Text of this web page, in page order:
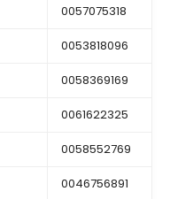
0057075318
0053818096
0058369169
0061622325
0058552769
0046756891